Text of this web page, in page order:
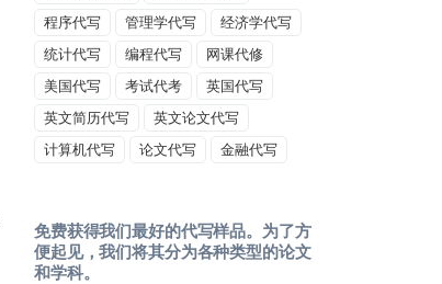
程序代写
管理学代写
经济学代写
统计代写
编程代写
网课代修
美国代写
考试代考
英国代写
英文简历代写
英文论文代写
计算机代写
论文代写 金融代写
免费获得我们最好的代写样品。为了方
便起见，我们将其分为各种类型的论文
和学科。